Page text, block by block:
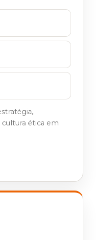
ética em